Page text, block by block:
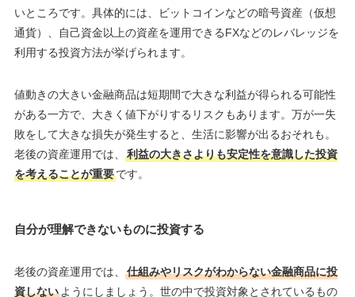
いところです。具体的には、ビットコインなどの暗号資産（仮想
通貨）、自己資金以上の資産を運用できるFXなどのレバレッジを
利用する投資方法が挙げられます。
値動きの大きい金融商品は短期間で大きな利益が得られる可能性
がある一方で、大きく値下がりするリスクもあります。万が一失
敗をして大きな損失が発生すると、生活に影響が出るおそれも。
老後の資産運用では、
利益の大きさよりも安定性を意識した投資
を考えることが重要です。
自分が理解できないものに投資する
老後の資産運用では、
仕組みやリスクがわからない金融商品に投
資しないようにしましょう。世の中で投資対象とされているもの